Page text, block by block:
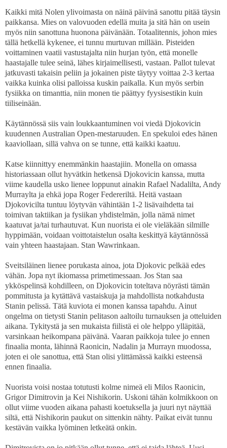
Kaikki mitä Nolen ylivoimasta on näinä päivinä sanottu pitää täysin
paikkansa. Mies on valovuoden edellä muita ja sitä hän on usein
myös niin sanottuna huonona päivänään. Totaalitennis, johon mies
tällä hetkellä kykenee, ei tunnu murtuvan millään. Pisteiden
voittaminen vaatii vastustajalta niin hurjan työn, että monelle
haastajalle tulee seinä, lähes kirjaimellisesti, vastaan. Pallot tulevat
jatkuvasti takaisin peliin ja jokainen piste täytyy voittaa 2-3 kertaa
vaikka kuinka olisi palloissa kuskin paikalla. Kun myös serbin
fysiikka on timanttia, niin monen tie päättyy fyysisestikin kuin
tiiliseinään.
Käytännössä siis vain loukkaantuminen voi viedä Djokovicin
kuudennen Australian Open-mestaruuden. En spekuloi edes hänen
kaaviollaan, sillä vahva on se tunne, että kaikki kaatuu.
Katse kiinnittyy enemmänkin haastajiin. Monella on omassa
historiassaan ollut hyvätkin hetkensä Djokovicin kanssa, mutta
viime kaudella usko lienee loppunut ainakin Rafael Nadalilta, Andy
Murraylta ja ehkä jopa Roger Federeriltä. Heitä vastaan
Djokovicilta tuntuu löytyvän vähintään 1-2 lisävaihdetta tai
toimivan taktiikan ja fysiikan yhdistelmän, jolla nämä nimet
kaatuvat ja/tai turhautuvat. Kun nuorista ei ole vieläkään silmille
hyppimään, voidaan voittotaistelun osalta keskittyä käytännössä
vain yhteen haastajaan. Stan Wawrinkaan.
Sveitsiläinen lienee porukasta ainoa, jota Djokovic pelkää edes
vähän. Jopa nyt ikiomassa primetimessaan. Jos Stan saa
ykköspelinsä kohdilleen, on Djokovicin toteltava nöyrästi tämän
pommitusta ja kytättävä vastaiskuja ja mahdollista notkahdusta
Stanin pelissä. Tätä kuviota ei monen kanssa tapahdu. Ainut
ongelma on tietysti Stanin pelitason aaltoilu turnauksen ja otteluiden
aikana. Tykitystä ja sen mukaista fiilistä ei ole helppo ylläpitää,
varsinkaan heikompana päivänä. Vaaran paikkoja tulee jo ennen
finaalia monta, lähinnä Raonicin, Nadalin ja Murrayn muodossa,
joten ei ole sanottua, että Stan olisi ylittämässä kaikki esteensä
ennen finaalia.
Nuorista voisi nostaa totutusti kolme nimeä eli Milos Raonicin,
Grigor Dimitrovin ja Kei Nishikorin. Uskoni tähän kolmikkoon on
ollut viime vuoden aikana pahasti koetuksella ja juuri nyt näyttää
siltä, että Nishikorin paukut on sittenkin nähty. Paikat eivät tunnu
kestävän vaikka lyöminen letkeätä onkin.